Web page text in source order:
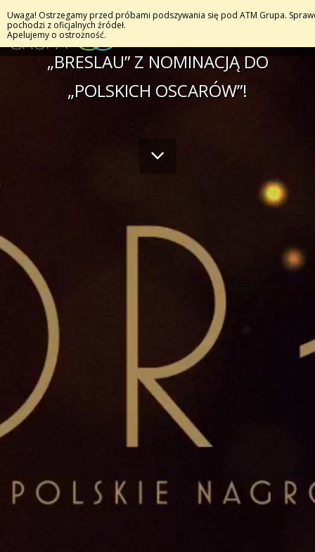
„BRESLAU” Z NOMINACJĄ DO
„POLSKICH OSCARÓW”!
Uwaga! Ostrzegamy przed próbami podszywania się pod ATM Grupa.
pochodzi z oficjalnych źródeł.
Apelujemy o ostrożność.